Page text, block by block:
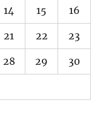
14 15 16
21 22 23
28 29 30